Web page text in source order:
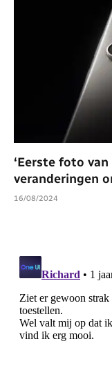
‘Eerste foto
veranderingen
16/08/2024